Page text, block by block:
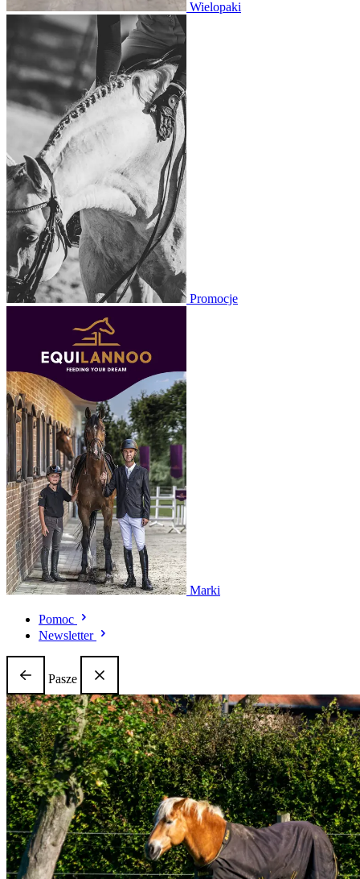
Wielopaki
Promocje
Marki
Pomoc
Newsletter
Pasze